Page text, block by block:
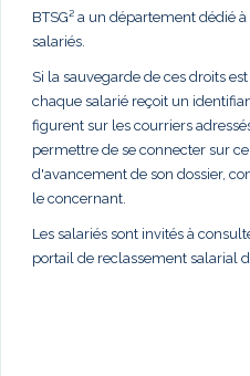
BTSG² a un département dédié
salariés.
Si la sauvegarde de ces droits
chaque salarié reçoit un
figurent sur les courriers
permettre de se connecter sur
d'avancement de son dossier,
le concernant.
Les salariés sont invités à
portail de reclassement salarial